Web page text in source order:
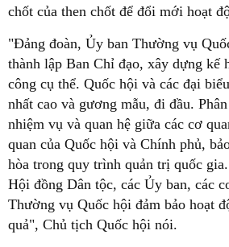
chốt của then chốt để đổi mới hoạt
"Đảng đoàn, Ủy ban Thường vụ
thành lập Ban Chỉ đạo, xây dựng kế
công cụ thể. Quốc hội và các đại
nhất cao và gương mẫu, đi đầu.
nhiệm vụ và quan hệ giữa các cơ
quan của Quốc hội và Chính phủ,
hòa trong quy trình quản trị quốc
Hội đồng Dân tộc, các Ủy ban, các
Thường vụ Quốc hội đảm bảo hoạt
quả", Chủ tịch Quốc hội nói.